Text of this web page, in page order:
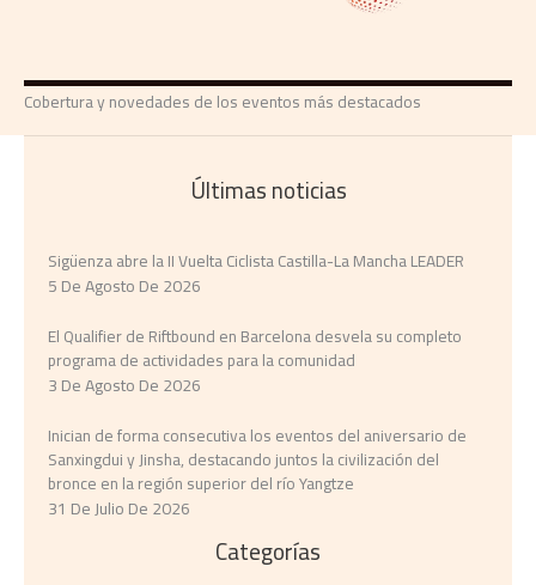
Cobertura y novedades de los eventos más destacados
Últimas noticias
Sigüenza abre la II Vuelta Ciclista Castilla-La Mancha LEADER
5 De Agosto De 2026
El Qualifier de Riftbound en Barcelona desvela su completo
programa de actividades para la comunidad
3 De Agosto De 2026
Inician de forma consecutiva los eventos del aniversario de
Sanxingdui y Jinsha, destacando juntos la civilización del
bronce en la región superior del río Yangtze
31 De Julio De 2026
Categorías